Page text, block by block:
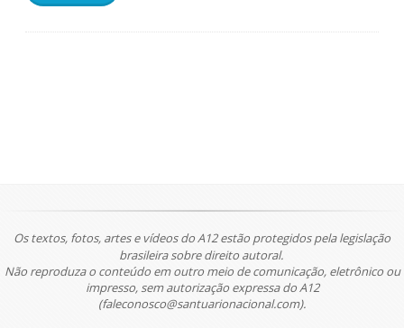
Os textos, fotos, artes e vídeos do A12 estão protegidos pela legislação
brasileira sobre direito autoral.
Não reproduza o conteúdo em outro meio de comunicação, eletrônico ou
impresso, sem autorização expressa do A12
(faleconosco@santuarionacional.com).